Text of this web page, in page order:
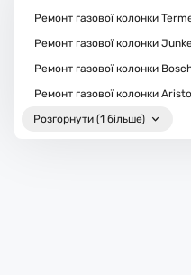
Ремонт газової колонки
Ремонт газової колонки
Ремонт газової колонки
Ремонт газової колонки
Розгорнути (1 більше)